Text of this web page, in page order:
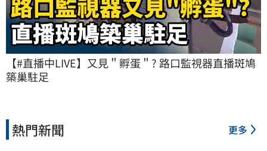
【#直播中LIVE】又見＂孵蛋＂? 路口監視器直播斑鳩
築巢駐足
熱門新聞 更多